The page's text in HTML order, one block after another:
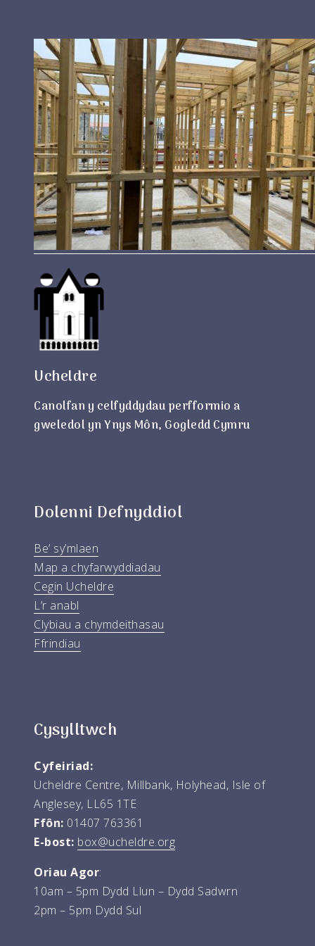
Ucheldre
Canolfan y celfyddydau perfformio a
gweledol yn Ynys Môn, Gogledd Cymru
Dolenni Defnyddiol
Be’ sy’mlaen
Map a chyfarwyddiadau
Cegin Ucheldre
L’r anabl
Clybiau a chymdeithasau
Ffrindiau
Cysylltwch
Cyfeiriad:
Ucheldre Centre, Millbank, Holyhead, Isle of
Anglesey, LL65 1TE
Ffôn: 01407 763361
E-bost: box@ucheldre.org
Oriau Agor:
10am – 5pm Dydd Llun – Dydd Sadwrn
2pm – 5pm Dydd Sul